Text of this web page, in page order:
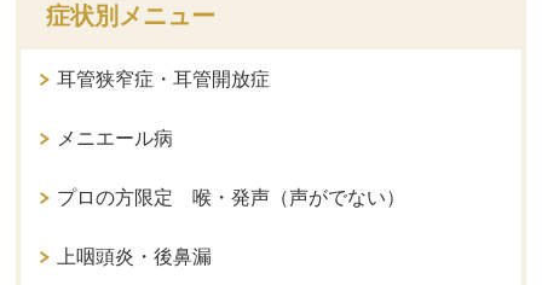
症状別メニュー
耳管狭窄症・耳管開放症
メニエール病
プロの方限定 喉・発声（声がでない）
上咽頭炎・後鼻漏